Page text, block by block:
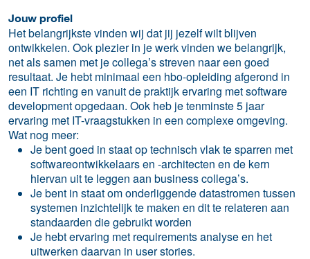
Jouw profiel
Het belangrijkste vinden wij dat jij jezelf wilt blijven
ontwikkelen. Ook plezier in je werk vinden we belangrijk,
net als samen met je collega’s streven naar een goed
resultaat. Je hebt minimaal een hbo-opleiding afgerond in
een IT richting en vanuit de praktijk ervaring met software
development opgedaan. Ook heb je tenminste 5 jaar
ervaring met IT-vraagstukken in een complexe omgeving.
Wat nog meer:
Je bent goed in staat op technisch vlak te sparren met
softwareontwikkelaars en -architecten en de kern
hiervan uit te leggen aan business collega’s.
Je bent in staat om onderliggende datastromen tussen
systemen inzichtelijk te maken en dit te relateren aan
standaarden die gebruikt worden
Je hebt ervaring met requirements analyse en het
uitwerken daarvan in user stories.